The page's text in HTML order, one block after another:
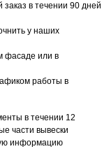
в течении 90 дней
у наших
фасаде или в
работы в
в течении 12
части вывески
информацию